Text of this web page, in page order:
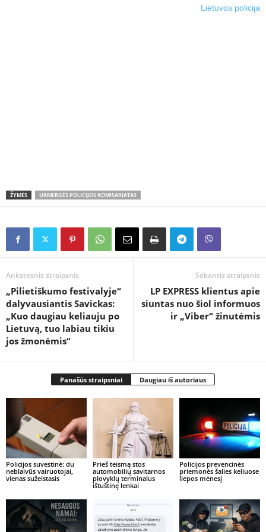
Lietuvos policija
ŽYMĖS UKMERGĖS POLICIJOS KOMISARIATAS
Ankstesnis straipsnis
„Pilietiškumo festivalyje“
dalyvausiantis Savickas:
„Kuo daugiau keliauju po
Lietuvą, tuo labiau tikiu
jos žmonėmis“
Sekantis straipsnis
LP EXPRESS klientus apie
siuntas nuo šiol informuos
ir „Viber“ žinutėmis
Panašūs straipsniai Daugiau iš autoriaus
Policijos suvestinė: du
neblaivūs vairuotojai,
vienas sužeistasis
Prieš teismą stos
automobilių savitarnos
plovyklų terminalus
ištuštinę lenkai
Policijos prevencinės
priemonės šalies keliuose
liepos mėnesį